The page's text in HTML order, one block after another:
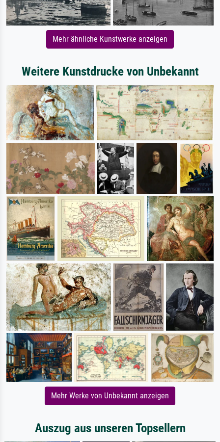
Mehr ähnliche Kunstwerke anzeigen
Weitere Kunstdrucke von Unbekannt
Mehr Werke von Unbekannt anzeigen
Auszug aus unseren Topsellern